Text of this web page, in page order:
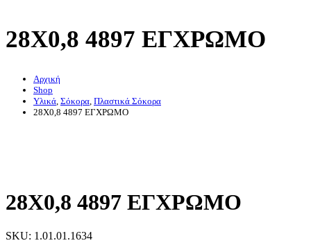
28X0,8 4897 ΕΓΧΡΩΜΟ
Αρχική
Shop
Υλικά, Σόκορα, Πλαστικά Σόκορα
28X0,8 4897 ΕΓΧΡΩΜΟ
28X0,8 4897 ΕΓΧΡΩΜΟ
SKU: 1.01.01.1634